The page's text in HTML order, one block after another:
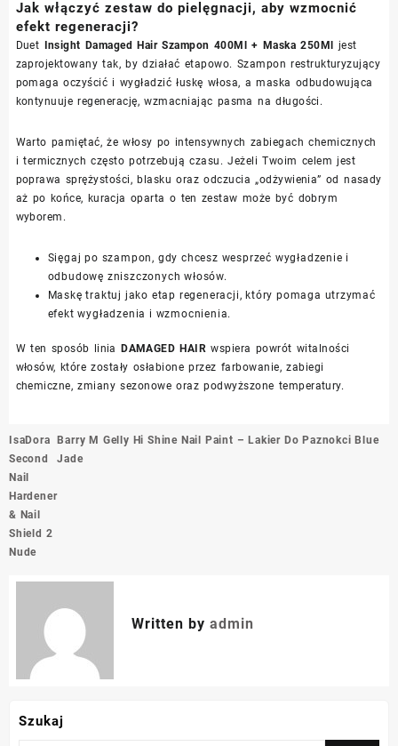
Jak włączyć zestaw do pielęgnacji, aby wzmocnić
efekt regeneracji?
Duet Insight Damaged Hair Szampon 400Ml + Maska 250Ml jest
zaprojektowany tak, by działać etapowo. Szampon restrukturyzujący
pomaga oczyścić i wygładzić łuskę włosa, a maska odbudowująca
kontynuuje regenerację, wzmacniając pasma na długości.
Warto pamiętać, że włosy po intensywnych zabiegach chemicznych
i termicznych często potrzebują czasu. Jeżeli Twoim celem jest
poprawa sprężystości, blasku oraz odczucia „odżywienia” od nasady
aż po końce, kuracja oparta o ten zestaw może być dobrym
wyborem.
Sięgaj po szampon, gdy chcesz wesprzeć wygładzenie i
odbudowę zniszczonych włosów.
Maskę traktuj jako etap regeneracji, który pomaga utrzymać
efekt wygładzenia i wzmocnienia.
W ten sposób liniaDAMAGED HAIR wspiera powrót witalności
włosów, które zostały osłabione przez farbowanie, zabiegi
chemiczne, zmiany sezonowe oraz podwyższone temperatury.
Nawigacja
wpisu
IsaDora
Second
Nail
Hardener
& Nail
Shield 2
Nude
Barry M Gelly Hi Shine Nail Paint – Lakier Do Paznokci Blue
Jade
Written by admin
Szukaj